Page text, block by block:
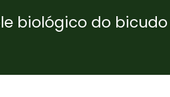
biológico do bicudo